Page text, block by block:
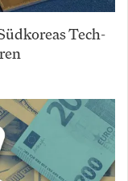
Tech-